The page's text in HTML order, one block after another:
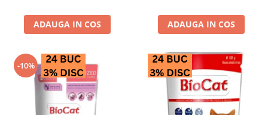
ADAUGA IN COS ADAUGA IN COS
-10%